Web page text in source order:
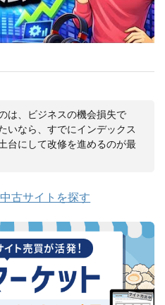
は、ビジネスの機会損失で
いなら、すでにインデックス
台にして改修を進めるのが最
古サイトを探す